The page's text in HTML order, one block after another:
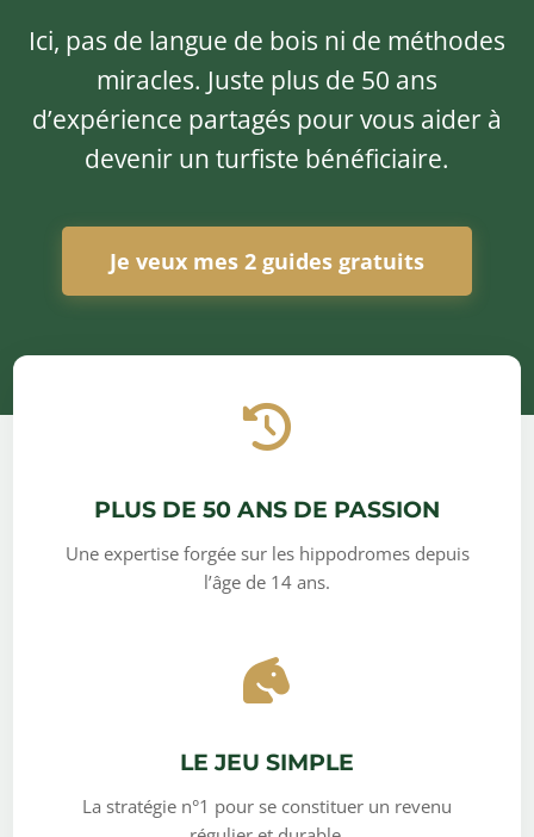
Ici, pas de langue de bois ni de méthodes
miracles. Juste plus de 50 ans
d’expérience partagés pour vous aider à
devenir un turfiste bénéficiaire.
Je veux mes 2 guides gratuits
PLUS DE 50 ANS DE PASSION
Une expertise forgée sur les hippodromes depuis
l’âge de 14 ans.
LE JEU SIMPLE
La stratégie n°1 pour se constituer un revenu